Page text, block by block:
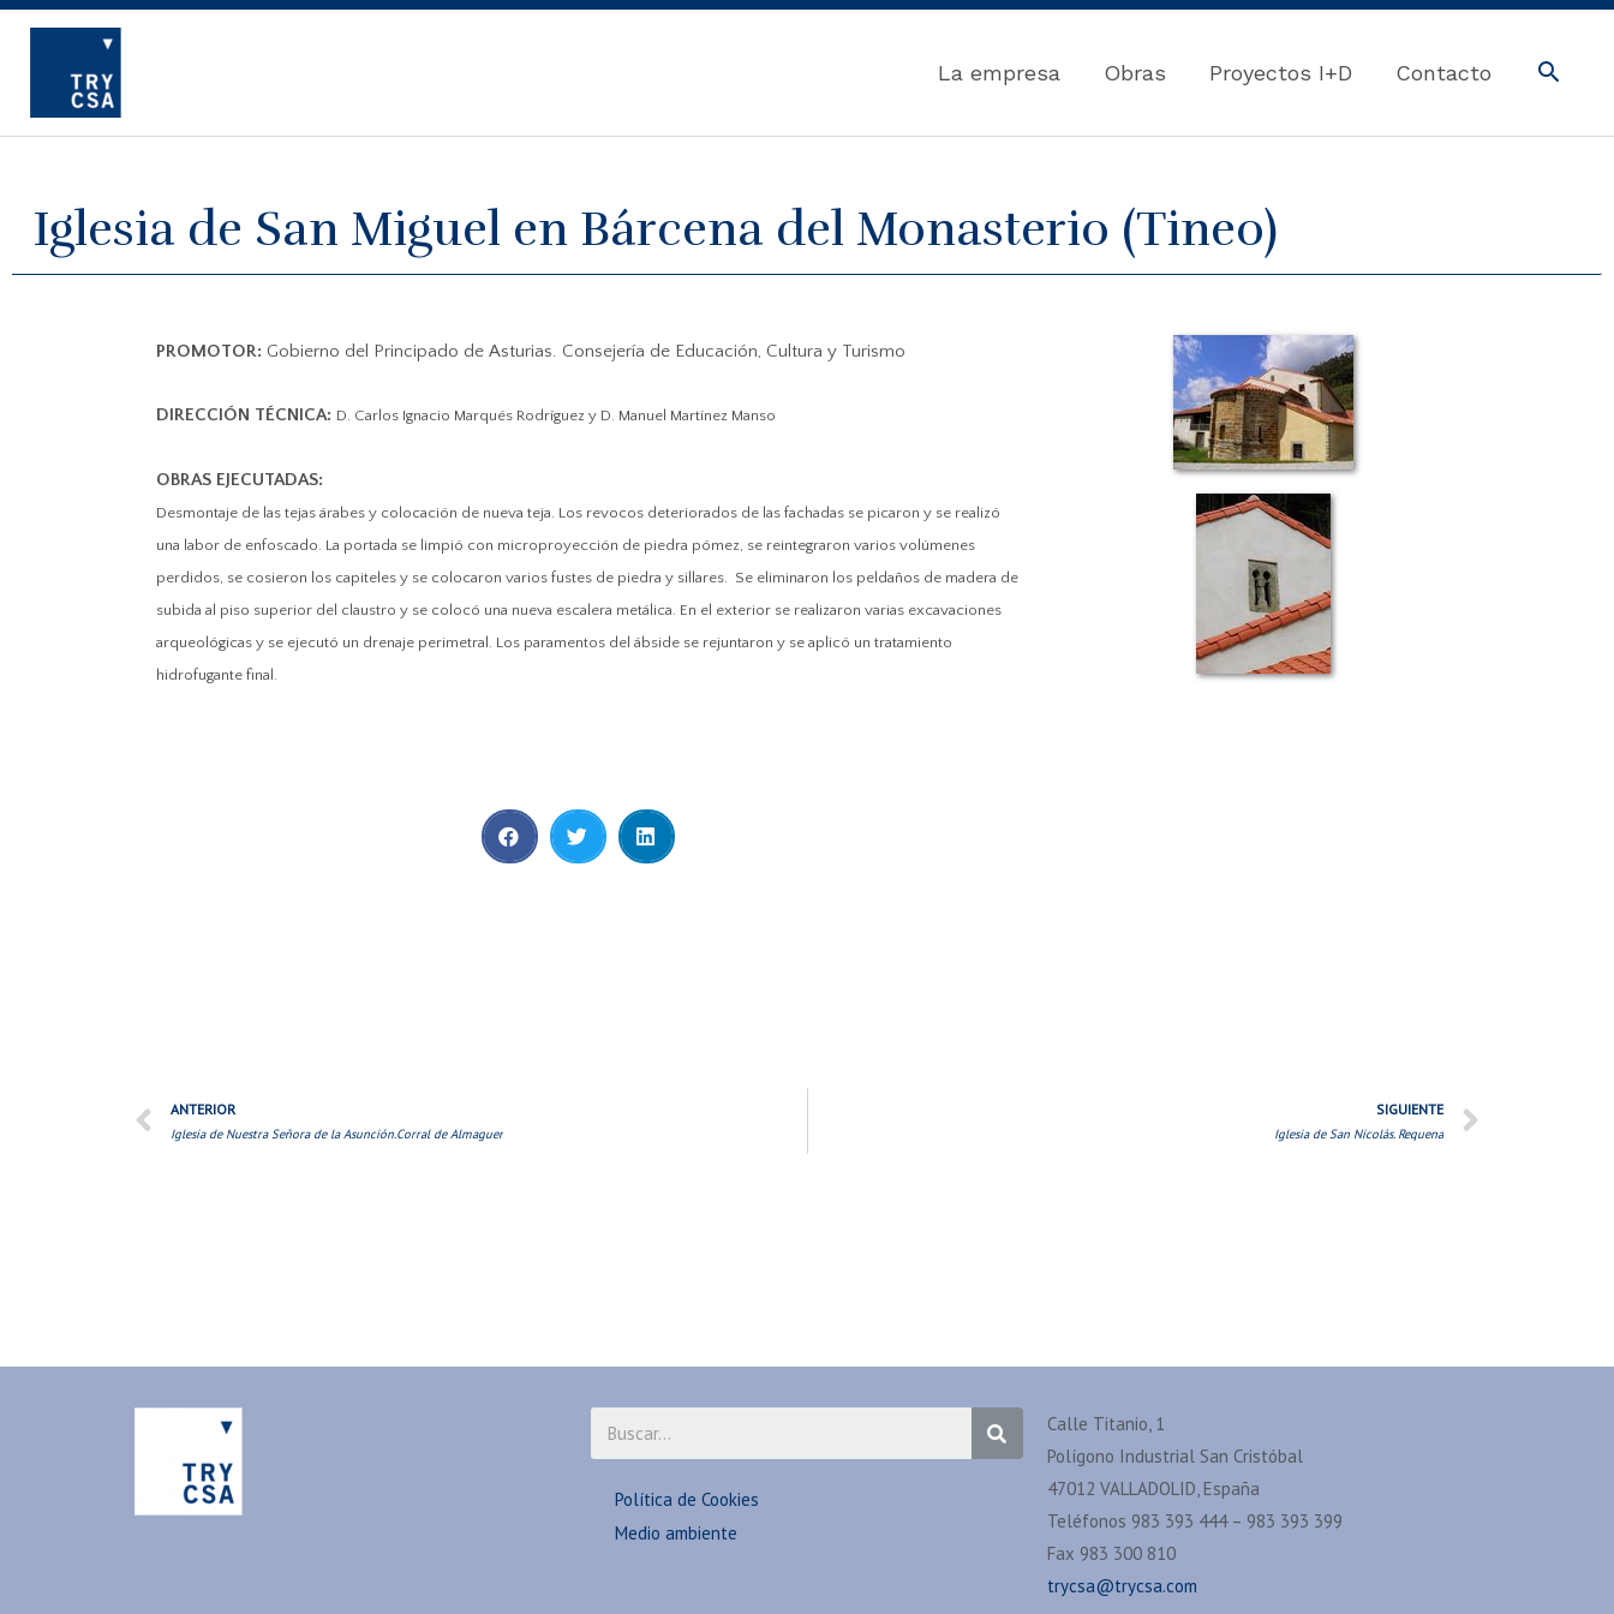
La empresa Obras Proyectos I+D Contacto
Iglesia de San Miguel en Bárcena del Monasterio (Tineo)
PROMOTOR: Gobierno del Principado de Asturias. Consejería de Educación, Cultura y Turismo
DIRECCIÓN TÉCNICA: D. Carlos Ignacio Marqués Rodríguez y D. Manuel Martínez Manso
OBRAS EJECUTADAS:
Desmontaje de las tejas árabes y colocación de nueva teja. Los revocos deteriorados de las fachadas se picaron y se realizó
una labor de enfoscado. La portada se limpió con microproyección de piedra pómez, se reintegraron varios volúmenes
perdidos, se cosieron los capiteles y se colocaron varios fustes de piedra y sillares. Se eliminaron los peldaños de madera de
subida al piso superior del claustro y se colocó una nueva escalera metálica. En el exterior se realizaron varias excavaciones
arqueológicas y se ejecutó un drenaje perimetral. Los paramentos del ábside se rejuntaron y se aplicó un tratamiento
hidrofugante final.
ANTERIOR
Iglesia de Nuestra Señora de la Asunción.Corral de Almaguer
SIGUIENTE
Iglesia de San Nicolás. Requena
Política de Cookies
Medio ambiente
Calle Titanio, 1
Polígono Industrial San Cristóbal
47012 VALLADOLID, España
Teléfonos 983 393 444 – 983 393 399
Fax 983 300 810
trycsa@trycsa.com